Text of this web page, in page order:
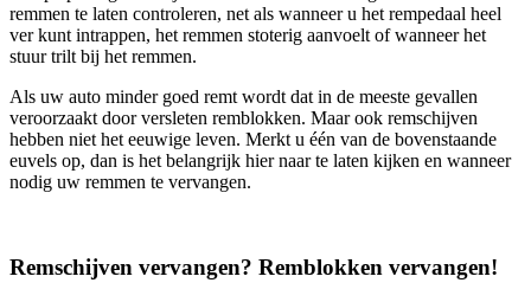
remmen te laten controleren, net als wanneer u het rempedaal heel
ver kunt intrappen, het remmen stoterig aanvoelt of wanneer het
stuur trilt bij het remmen.
Als uw auto minder goed remt wordt dat in de meeste gevallen
veroorzaakt door versleten remblokken. Maar ook remschijven
hebben niet het eeuwige leven. Merkt u één van de bovenstaande
euvels op, dan is het belangrijk hier naar te laten kijken en wanneer
nodig uw remmen te vervangen.
Remschijven vervangen? Remblokken vervangen!